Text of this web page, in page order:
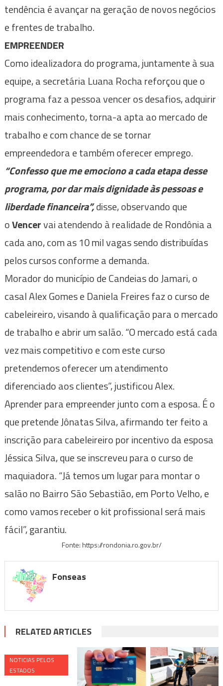
tendência é avançar na geração de novos negócios
e frentes de trabalho.
EMPREENDER
Como idealizadora do programa, juntamente à sua
equipe, a secretária Luana Rocha reforçou que o
programa faz a pessoa vencer os desafios, adquirir
mais conhecimento, torna-a apta ao mercado de
trabalho e com chance de se tornar
empreendedora e também oferecer emprego.
“Confesso que me emociono a cada etapa desse
programa, por dar mais dignidade às pessoas e
liberdade financeira”,disse, observando que
oVencervai atendendo à realidade de Rondônia a
cada ano, com as 10 mil vagas sendo distribuídas
pelos cursos conforme a demanda.
Morador do município de Candeias do Jamari, o
casal Alex Gomes e Daniela Freires faz o curso de
cabeleireiro, visando à qualificação para o mercado
de trabalho e abrir um salão. “O mercado está cada
vez mais competitivo e com este curso
pretendemos oferecer um atendimento
diferenciado aos clientes”, justificou Alex.
Aprender para empreender junto com a esposa. É o
que pretende Jônatas Silva, afirmando ter feito a
inscrição para cabeleireiro por incentivo da esposa
Jéssica Silva, que se inscreveu para o curso de
maquiadora. “Já temos um lugar para montar o
salão no Bairro São Sebastião, em Porto Velho, e
como vamos receber o kit profissional será mais
fácil”, garantiu.
Fonte: https://rondonia.ro.gov.br/
Fonseas
RELATED ARTICLES
NOTICIAS PELOS
ESTADOS